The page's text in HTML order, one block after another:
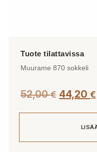
Muurame 870 sokkeli
52,00€ 44,20 €